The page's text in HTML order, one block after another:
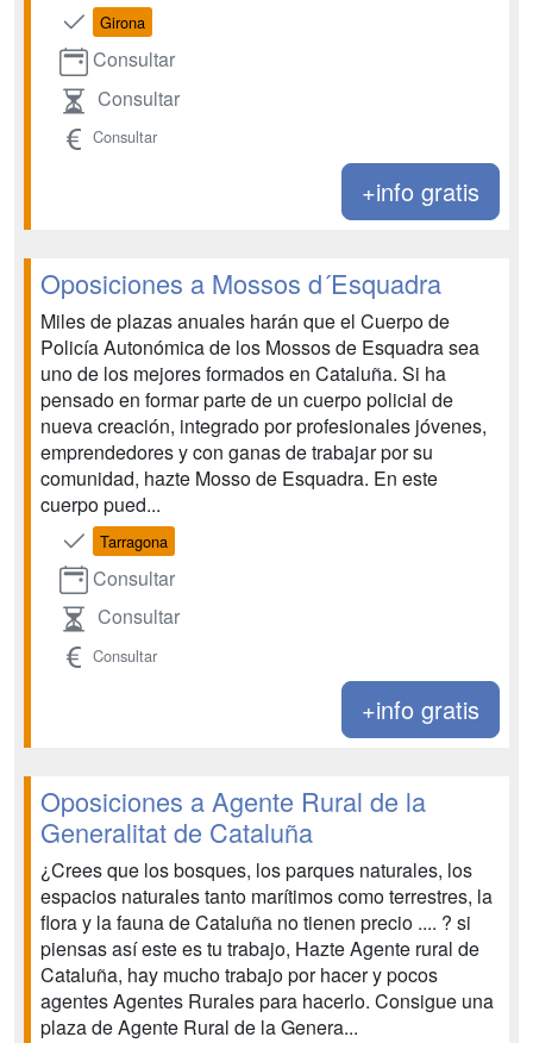
Girona
Consultar
Consultar
Consultar
+info gratis
Oposiciones a Mossos d´Esquadra
Miles de plazas anuales harán que el Cuerpo de
Policía Autonómica de los Mossos de Esquadra sea
uno de los mejores formados en Cataluña. Si ha
pensado en formar parte de un cuerpo policial de
nueva creación, integrado por profesionales jóvenes,
emprendedores y con ganas de trabajar por su
comunidad, hazte Mosso de Esquadra. En este
cuerpo pued...
Tarragona
Consultar
Consultar
Consultar
+info gratis
Oposiciones a Agente Rural de la
Generalitat de Cataluña
¿Crees que los bosques, los parques naturales, los
espacios naturales tanto marítimos como terrestres, la
flora y la fauna de Cataluña no tienen precio .... ? si
piensas así este es tu trabajo, Hazte Agente rural de
Cataluña, hay mucho trabajo por hacer y pocos
agentes Agentes Rurales para hacerlo. Consigue una
plaza de Agente Rural de la Genera...